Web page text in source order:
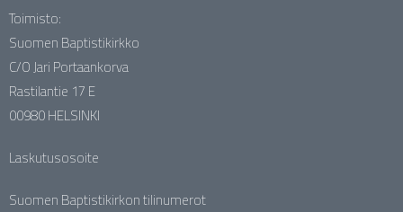
Toimisto:
Suomen Baptistikirkko
C/O Jari Portaankorva
Rastilantie 17 E
00980 HELSINKI
Laskutusosoite
Suomen Baptistikirkon tilinumerot